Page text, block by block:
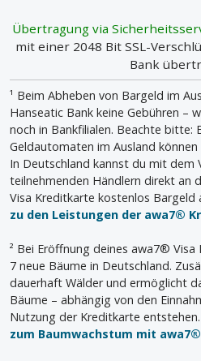
Übertragung via
mit einer 2048 Bit SSL-
Bank
¹ Beim Abheben von Bargeld im
Hanseatic Bank keine Gebühren –
noch in Bankfilialen. Beachte bitte:
Geldautomaten im Ausland
In Deutschland kannst du mit dem
teilnehmenden Händlern direkt an
Visa Kreditkarte kostenlos Bargeld
zu den Leistungen der awa7®
² Bei Eröffnung deines awa7®
7 neue Bäume in Deutschland.
dauerhaft Wälder und ermöglicht
Bäume – abhängig von den
Nutzung der Kreditkarte entstehen.
zum Baumwachstum mit